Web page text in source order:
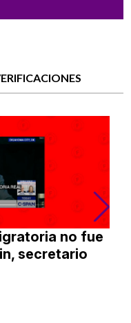
no fue
secretario